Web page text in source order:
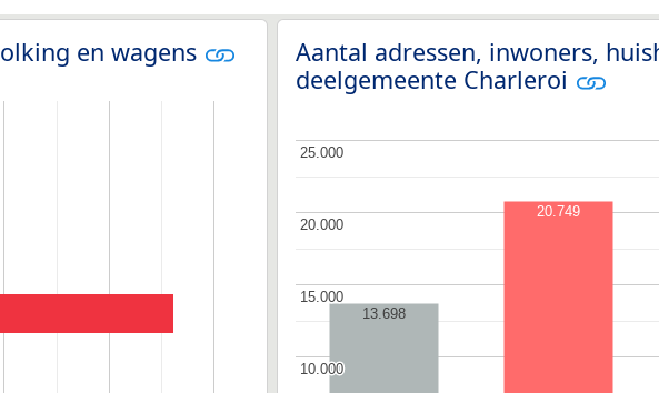
en wagens
Aantal adressen, inwoners,
deelgemeente Charleroi
10.000
10.000
15.000
15.000
20.000
20.000
25.000
25.000
13.698
20.749